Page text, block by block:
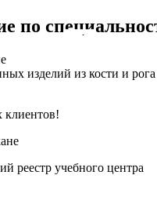
по
изделий из кости и рога
клиентов!
реестр учебного центра